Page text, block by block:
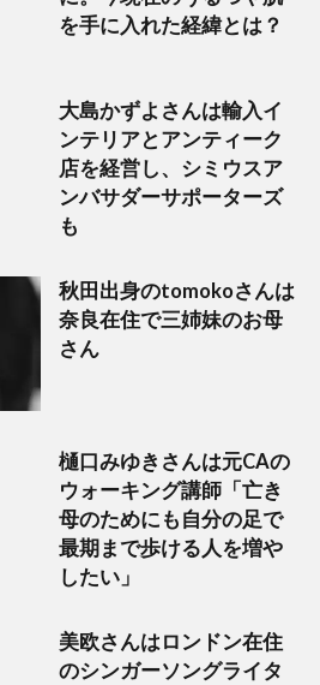
を手に入れた経緯とは？
大島かずよさんは輸入イ
ンテリアとアンティーク
店を経営し、シミウスア
ンバサダーサポーターズ
も
秋田出身のtomokoさんは
奈良在住で三姉妹のお母
さん
樋口みゆきさんは元CAの
ウォーキング講師「亡き
母のためにも自分の足で
最期まで歩ける人を増や
したい」
美欧さんはロンドン在住
のシンガーソングライタ